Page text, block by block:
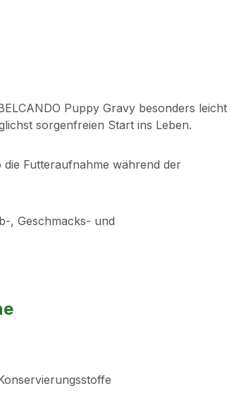
Puppy Gravy besonders leicht
sorgenfreien Start ins Leben.
Futteraufnahme während der
, Geschmacks- und